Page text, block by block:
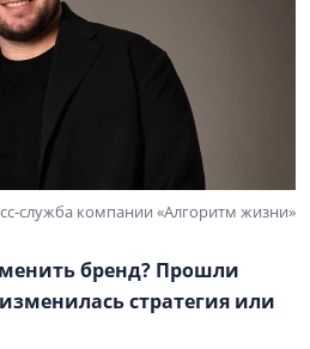
служба компании «Алгоритм жизни»
бренд? Прошли
стратегия или